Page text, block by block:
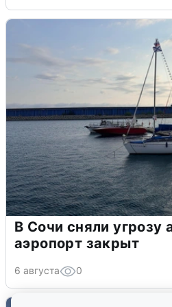
В Сочи сняли угрозу
аэропорт закрыт
6 августа 0